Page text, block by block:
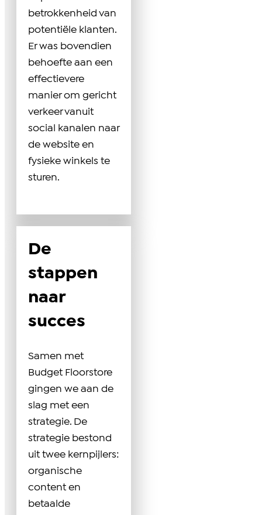
betrokkenheid van
potentiële klanten.
Er was bovendien
behoefte aan een
effectievere
manier om gericht
verkeer vanuit
social kanalen naar
de website en
fysieke winkels te
sturen.
De
stappen
naar
succes
Samen met
Budget Floorstore
gingen we aan de
slag met een
strategie. De
strategie bestond
uit twee kernpijlers:
organische
content en
betaalde